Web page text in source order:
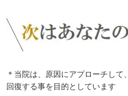
＊当院は、原因にアプローチして
回復する事を目的としています